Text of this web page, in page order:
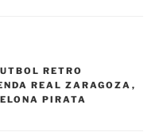
RETRO
REAL ZARAGOZA ,
PIRATA